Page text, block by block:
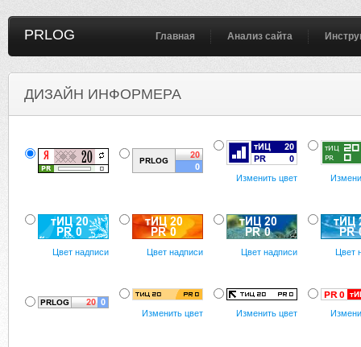
PRLOG Главная Анализ сайта
ДИЗАЙН ИНФОРМЕРА
Изменить цвет
Цвет надписи Цвет надписи Цвет надписи Цвет
Изменить цвет Изменить цвет